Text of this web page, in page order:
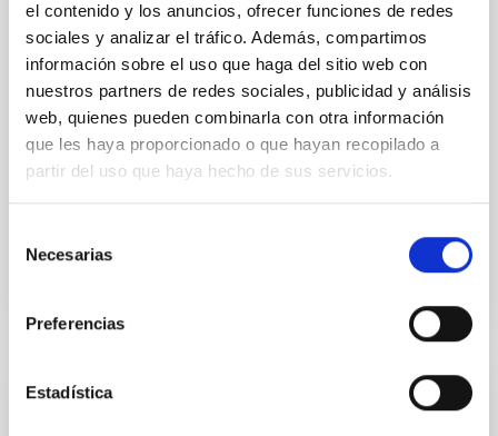
el contenido y los anuncios, ofrecer funciones de redes
sociales y analizar el tráfico. Además, compartimos
información sobre el uso que haga del sitio web con
nuestros partners de redes sociales, publicidad y análisis
web, quienes pueden combinarla con otra información
que les haya proporcionado o que hayan recopilado a
partir del uso que haya hecho de sus servicios.
Necesarias
Preferencias
Estadística
Nórdico en el Observatorio del Roque de
los Muchachos en La Palma
El objeto del Convenio es la operación del NOT en el
ORM, La Palma, en los términos y condiciones que se
establecen en el Artículo 3 del Protocolo del Tratado
Internacional y las que se contemplan en
Convenio entre el Leibniz-Institut für